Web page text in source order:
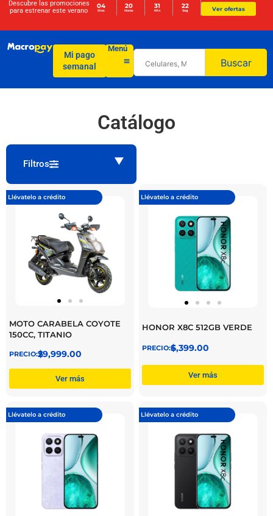
Descubre las promociones
para estrenar este verano
04
Días
20
Horas
31
Min
22
Seg Ver ofertas
Mi pago
semanal
Menú
Buscar
Catálogo
Filtros
Llévatelo a crédito
MOTO CARABELA COYOTE
150CC, TITANIO
$
29,999.00
Ver más
Llévatelo a crédito
HONOR X8C 512GB VERDE
$
6,399.00
Ver más
Llévatelo a crédito Llévatelo a crédito